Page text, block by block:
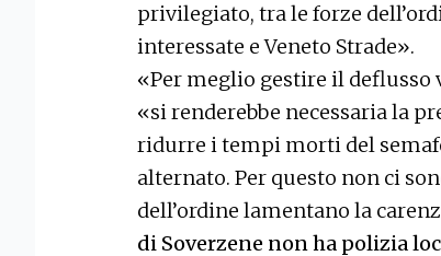
privilegiato, tra le forze
interessate e Veneto Strade».
«Per meglio gestire il
«si renderebbe necessaria la
ridurre i tempi morti del
alternato. Per questo non ci
dell’ordine lamentano la
di Soverzene non ha polizia